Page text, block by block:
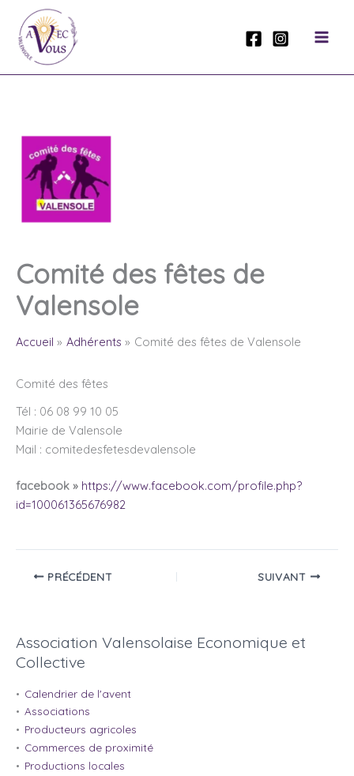
contenu
Comité des fêtes de
Valensole
Accueil Adhérents Comité des fêtes de Valensole
Comité des fêtes
Tél : 06 08 99 10 05
Mairie de Valensole
Mail : comitedesfetesdevalensole
facebook » https://www.facebook.com/profile.php?
id=100061365676982
PRÉCÉDENT SUIVANT
Association Valensolaise Economique et
Collective
Calendrier de l'avent
Associations
Producteurs agricoles
Commerces de proximité
Productions locales